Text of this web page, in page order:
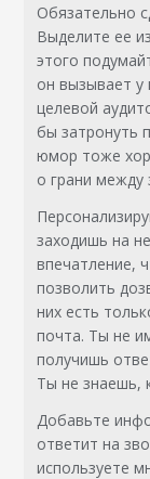
Обязательно
Выделите ее
этого
он вызывает
целевой
бы затронуть
юмор тоже
о грани между
заходишь на
впечатление,
позволить
них есть
почта. Ты не
получишь
Ты не знаешь,
Добавьте
ответит на
используете